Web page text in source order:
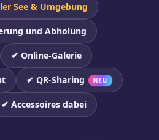
See & Umgebung
und Abholung
✔ Online-Galerie
✔ QR-Sharing NEU
✔ Accessoires dabei